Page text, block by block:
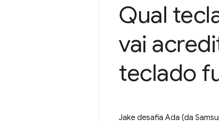
Qual
vai
teclado
Jake desafia Ada (da